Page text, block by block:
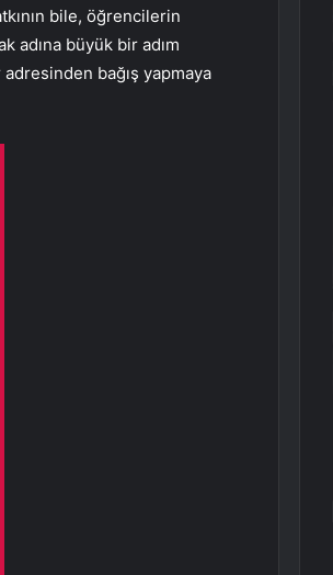
bile, öğrencilerin
adına büyük bir adım
bağış yapmaya